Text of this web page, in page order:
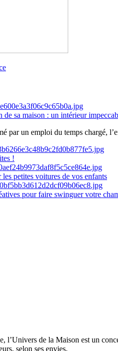
sa maison : un intérieur
par un emploi du temps chargé,
!
petites voitures de vos enfants
pour faire swinguer votre
l’Univers de la Maison est un
selon ses envies.